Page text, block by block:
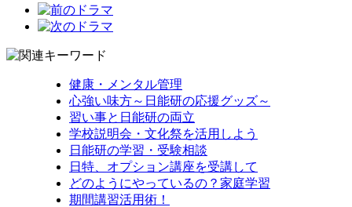
健康・メンタル管理
心強い味方～日能研の応援グッズ～
習い事と日能研の両立
学校説明会・文化祭を活用しよう
日能研の学習・受験相談
日特、オプション講座を受講して
どのようにやっているの？家庭学習
期間講習活用術！